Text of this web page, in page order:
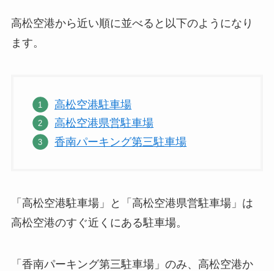
高松空港から近い順に並べると以下のようになり
ます。
高松空港駐車場
高松空港県営駐車場
香南パーキング第三駐車場
「高松空港駐車場」と「高松空港県営駐車場」は
高松空港のすぐ近くにある駐車場。
「香南パーキング第三駐車場」のみ、高松空港か